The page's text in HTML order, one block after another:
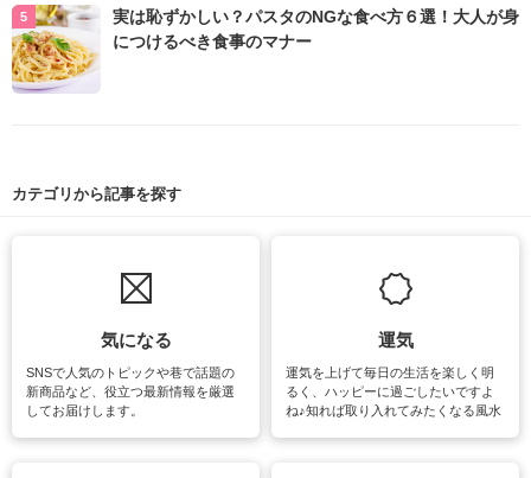
実は恥ずかしい？パスタのNGな食べ方６選！大人が身
につけるべき食事のマナー
カテゴリから記事を探す
気になる
SNSで人気のトピックや巷で話題の
新商品など、役立つ最新情報を厳選
してお届けします。
運気
運気を上げて毎日の生活を楽しく明
るく、ハッピーに過ごしたいですよ
ね♪知れば取り入れてみたくなる風水